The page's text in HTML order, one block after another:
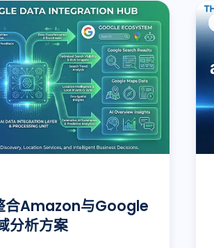
合Amazon与Google
分析方案